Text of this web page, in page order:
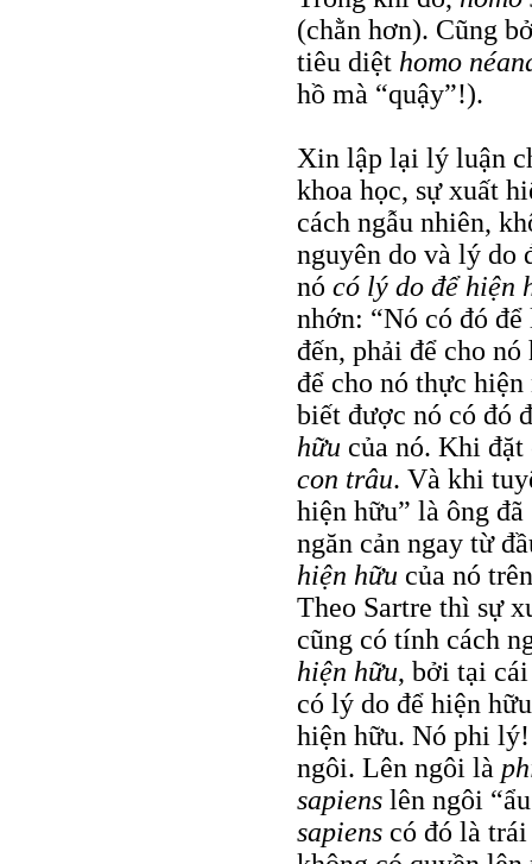
(chằn hơn). Cũng
tiêu diệt homo
hồ mà “quậy”!).
Xin lập lại lý luận
khoa học, sự xuất
cách ngẫu nhiên,
nguyên do và lý do
nó có lý do để hiện
nhớn: “Nó có đó
đến, phải để cho
để cho nó thực
biết được nó có đó
hữu của nó. Khi
con trâu. Và khi
hiện hữu” là ông đã
ngăn cản ngay từ
hiện hữu của nó
Theo Sartre thì sự
cũng có tính cách
hiện hữu, bởi tại cái
có lý do để hiện
hiện hữu. Nó phi
ngôi. Lên ngôi là
sapiens lên ngôi
sapiens có đó là